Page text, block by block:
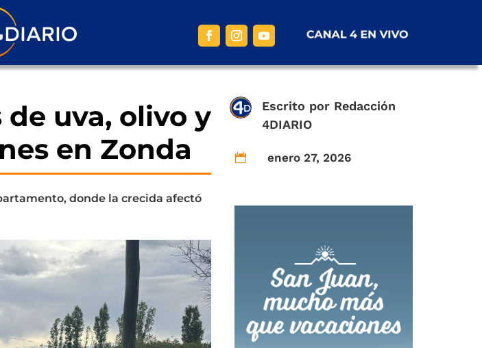
uva, olivo y
en Zonda
Escrito por Redacción
4DIARIO
 enero 27, 2026
donde la crecida afectó